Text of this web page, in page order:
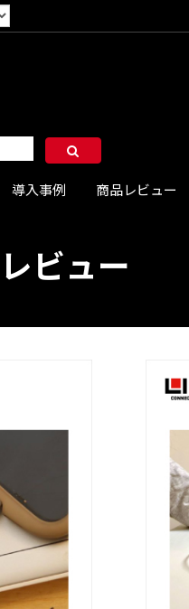
導入事例 商品レビュー
レビュー